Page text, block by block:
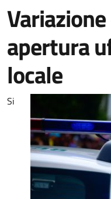
apertura
locale
Si